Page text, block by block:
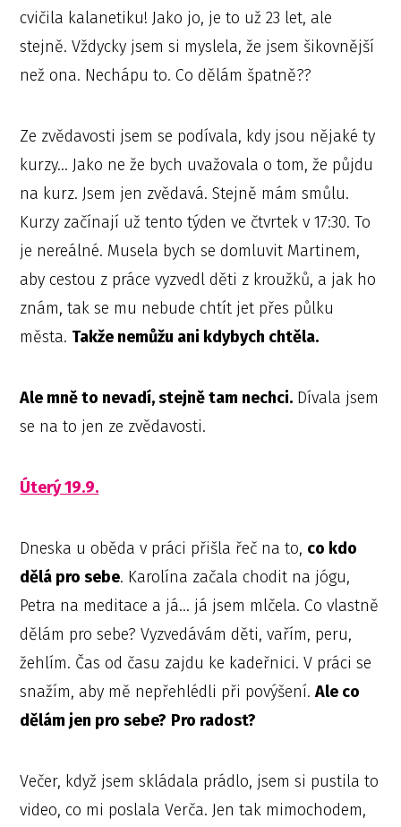
cvičila kalanetiku! Jako jo, je to už 23 let, ale
stejně. Vždycky jsem si myslela, že jsem šikovnější
než ona. Nechápu to. Co dělám špatně??
Ze zvědavosti jsem se podívala, kdy jsou nějaké ty
kurzy… Jako ne že bych uvažovala o tom, že půjdu
na kurz. Jsem jen zvědavá. Stejně mám smůlu.
Kurzy začínají už tento týden ve čtvrtek v 17:30. To
je nereálné. Musela bych se domluvit Martinem,
aby cestou z práce vyzvedl děti z kroužků, a jak ho
znám, tak se mu nebude chtít jet přes půlku
města. Takže nemůžu ani kdybych chtěla.
Ale mně to nevadí, stejně tam nechci. Dívala jsem
se na to jen ze zvědavosti.
Úterý 19.9.
Dneska u oběda v práci přišla řeč na to, co kdo
dělá pro sebe. Karolína začala chodit na jógu,
Petra na meditace a já… já jsem mlčela. Co vlastně
dělám pro sebe? Vyzvedávám děti, vařím, peru,
žehlím. Čas od času zajdu ke kadeřnici. V práci se
snažím, aby mě nepřehlédli při povýšení.Ale co
dělám jen pro sebe? Pro radost?
Večer, když jsem skládala prádlo, jsem si pustila to
video, co mi poslala Verča. Jen tak mimochodem,